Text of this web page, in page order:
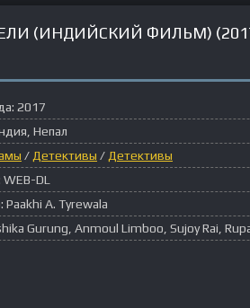
(ИНДИЙСКИЙ ФИЛЬМ)
2017
Непал
/ Детективы / Детективы
WEB-DL
Paakhi A. Tyrewala
Gurung, Anmoul Limboo, Sujoy Rai,